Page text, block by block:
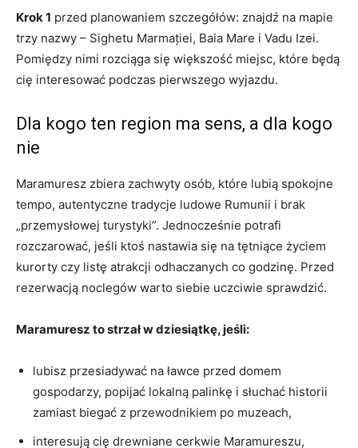
Krok 1 przed planowaniem szczegółów: znajdź na mapie
trzy nazwy – Sighetu Marmației, Baia Mare i Vadu Izei.
Pomiędzy nimi rozciąga się większość miejsc, które będą
cię interesować podczas pierwszego wyjazdu.
Dla kogo ten region ma sens, a dla kogo
nie
Maramuresz zbiera zachwyty osób, które lubią spokojne
tempo, autentyczne tradycje ludowe Rumunii i brak
„przemysłowej turystyki”. Jednocześnie potrafi
rozczarować, jeśli ktoś nastawia się na tętniące życiem
kurorty czy listę atrakcji odhaczanych co godzinę. Przed
rezerwacją noclegów warto siebie uczciwie sprawdzić.
Maramuresz to strzał w dziesiątkę, jeśli:
lubisz przesiadywać na ławce przed domem
gospodarzy, popijać lokalną palinkę i słuchać historii
zamiast biegać z przewodnikiem po muzeach,
interesują cię drewniane cerkwie Maramureszu,